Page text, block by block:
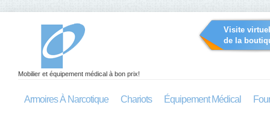
Visite
de la
Mobilier et équipement médical à bon prix!
Armoires À Narcotique Chariots Équipement Médical